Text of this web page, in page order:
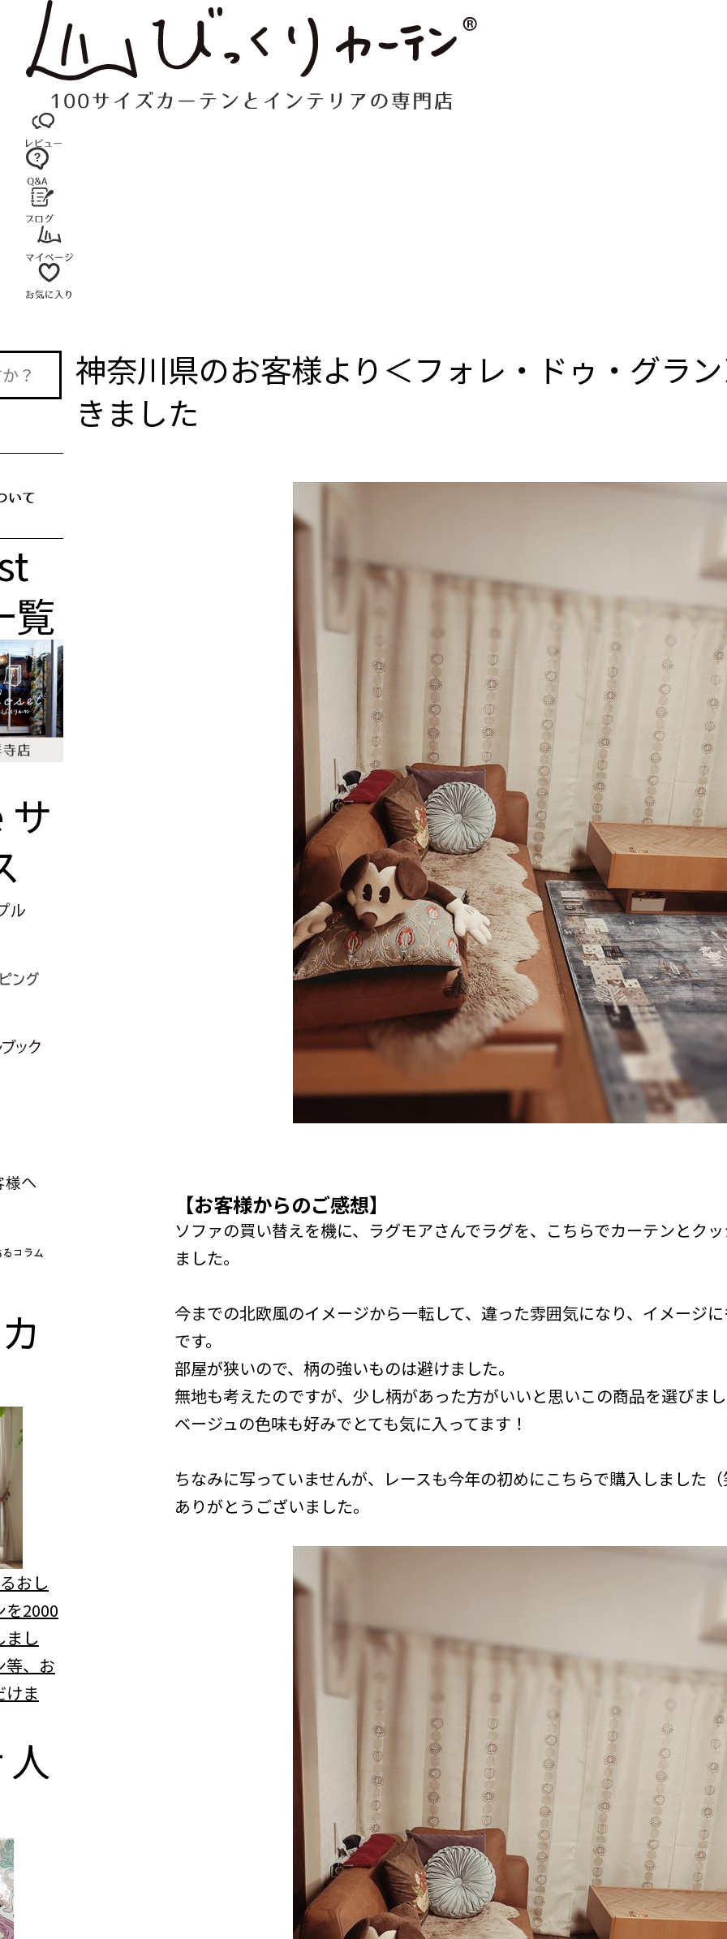
神奈川県のお客様より＜フォレ・ドゥ・グラ
きました
【お客様からのご感想】
ソファの買い替えを機に、ラグモアさんでラグを、こちらでカーテンとク
ました。
今までの北欧風のイメージから一転して、違った雰囲気になり、イメージ
です。
部屋が狭いので、柄の強いものは避けました。
無地も考えたのですが、少し柄があった方がいいと思いこの商品を選びま
ベージュの色味も好みでとても気に入ってます！
ちなみに写っていませんが、レースも今年の初めにこちらで購入しました
ありがとうございました。
覧
サ
カ
おし
を2000
まし
等、お
けま
人